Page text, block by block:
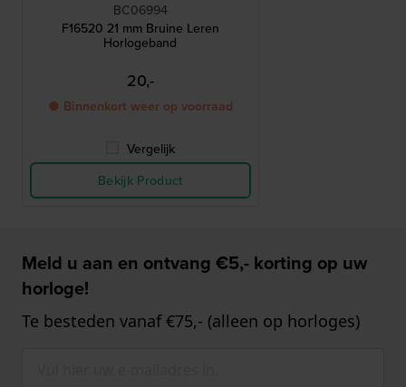
BC06994
F16520 21 mm Bruine Leren
Horlogeband
20,-
● Binnenkort weer op voorraad
Vergelijk
Bekijk Product
Meld u aan en ontvang €5,- korting op uw
horloge!
Te besteden vanaf €75,- (alleen op horloges)